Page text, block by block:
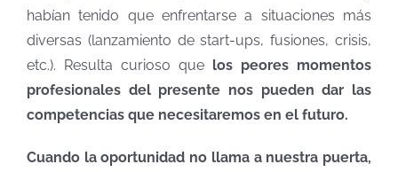
habían tenido que enfrentarse a situaciones más
diversas (lanzamiento de start-ups, fusiones, crisis,
etc.). Resulta curioso que los peores momentos
profesionales del presente nos pueden dar las
competencias que necesitaremos en el futuro.
Cuando la oportunidad no llama a nuestra puerta,